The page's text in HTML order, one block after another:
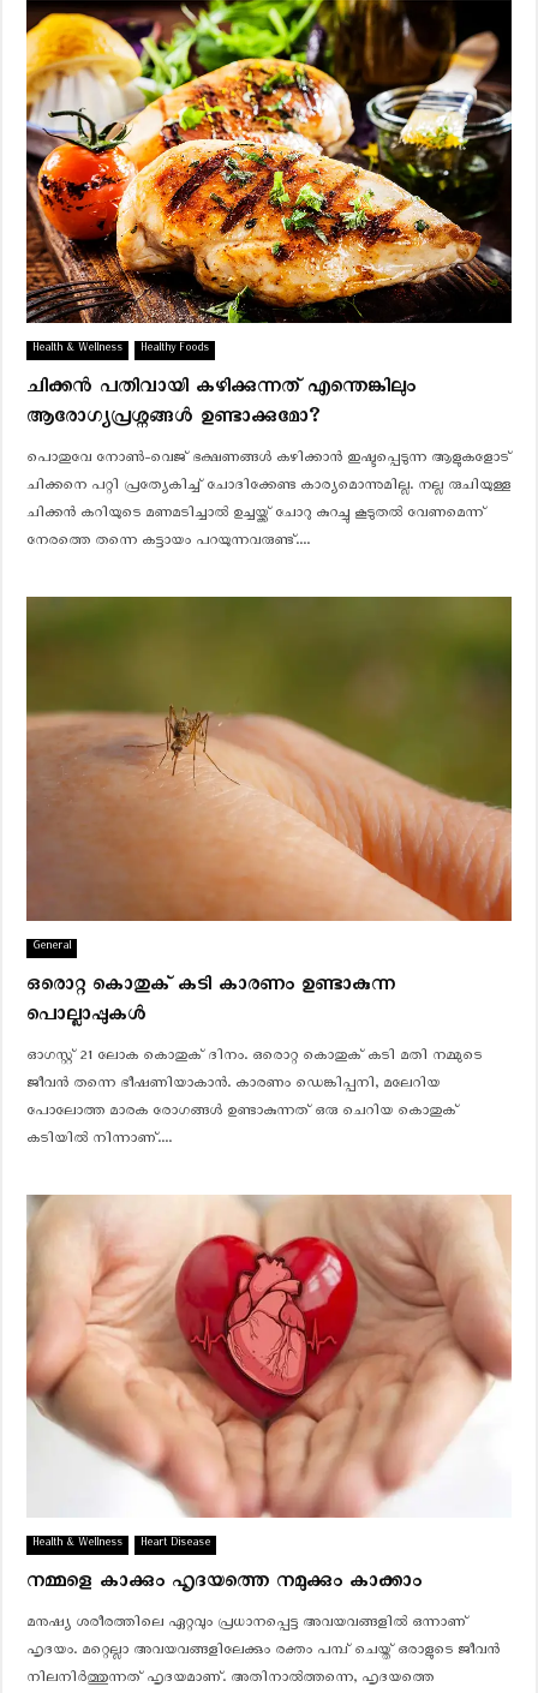
Health & Wellness Healthy Foods
ചിക്കൻ പതിവായി കഴിക്കുന്നത് എന്തെങ്കിലും
ആരോഗ്യപ്രശ്നങ്ങൾ ഉണ്ടാക്കുമോ?
പൊതുവേ നോൺ-വെജ് ഭക്ഷണങ്ങൾ കഴിക്കാൻ ഇഷ്ടപ്പെടുന്ന ആളുകളോട്
ചിക്കനെ പറ്റി പ്രത്യേകിച്ച് ചോദിക്കേണ്ട കാര്യമൊന്നുമില്ല. നല്ല രുചിയുള്ള
ചിക്കൻ കറിയുടെ മണമടിച്ചാൽ ഉച്ചയ്ക്ക് ചോറു കുറച്ചു കൂടുതൽ വേണമെന്ന്
നേരത്തെ തന്നെ കട്ടായം പറയുന്നവരുണ്ട്....
General
ഒരൊറ്റ കൊതുക് കടി കാരണം ഉണ്ടാകുന്ന
പൊല്ലാപ്പുകൾ
ഓഗസ്റ്റ് 21 ലോക കൊതുക് ദിനം. ഒരൊറ്റ കൊതുക് കടി മതി നമ്മുടെ
ജീവൻ തന്നെ ഭീഷണിയാകാൻ. കാരണം ഡെങ്കിപ്പനി, മലേറിയ
പോലോത്ത മാരക രോഗങ്ങൾ ഉണ്ടാകുന്നത് ഒരു ചെറിയ കൊതുക്
കടിയിൽ നിന്നാണ്....
Health & Wellness Heart Disease
നമ്മളെ കാക്കും ഹൃദയത്തെ നമുക്കും കാക്കാം
മനുഷ്യ ശരീരത്തിലെ ഏറ്റവും പ്രധാനപ്പെട്ട അവയവങ്ങളില്‍ ഒന്നാണ്
ഹൃദയം. മറ്റെല്ലാ അവയവങ്ങളിലേക്കും രക്തം പമ്പ് ചെയ്ത് ഒരാളുടെ ജീവന്‍
നിലനിര്‍ത്തുന്നത് ഹൃദയമാണ്. അതിനാല്‍ത്തന്നെ, ഹൃദയത്തെ